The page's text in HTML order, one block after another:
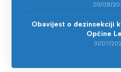
03/08/
Obavijest o dezinsekciji
Općine
31/07/